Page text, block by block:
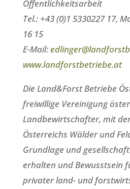
Öffentlichkeitsarbeit
Tel.: +43 (0)1 5330227 17,
16 15
E-Mail:
www.landforstbetriebe.at
Die Land&Forst Betriebe
freiwillige Vereinigung
Landbewirtschafter, mit
Österreichs Wälder und
Grundlage und
erhalten und Bewusstsein
privater land- und